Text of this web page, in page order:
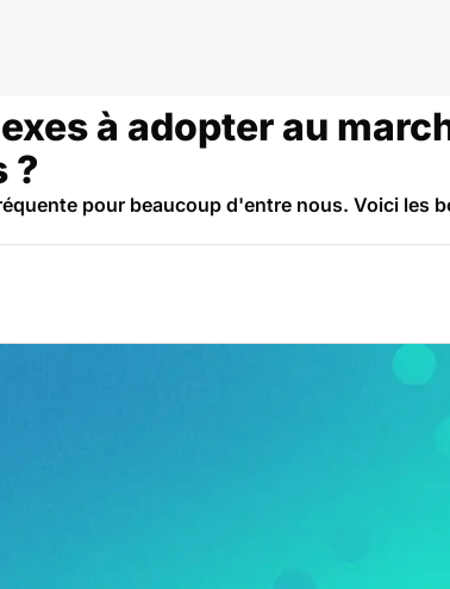
à adopter au
?
pour beaucoup d'entre nous. Voici les